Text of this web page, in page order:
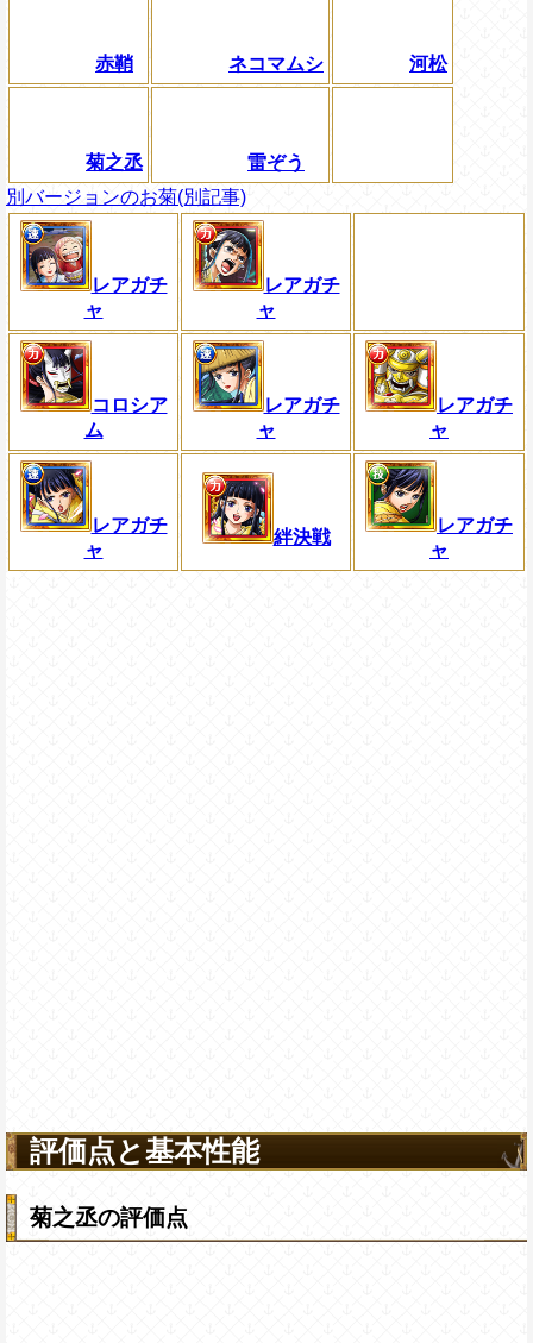
赤鞘 ネコマムシ 河松
菊之丞
雷ぞう
別バージョンのお菊(別記事)
レアガチ
ャ
レアガチ
ャ
コロシア
ム
レアガチ
ャ
レアガチ
ャ
レアガチ
ャ
絆決戦
レアガチ
ャ
評価点と基本性能
菊之丞の評価点